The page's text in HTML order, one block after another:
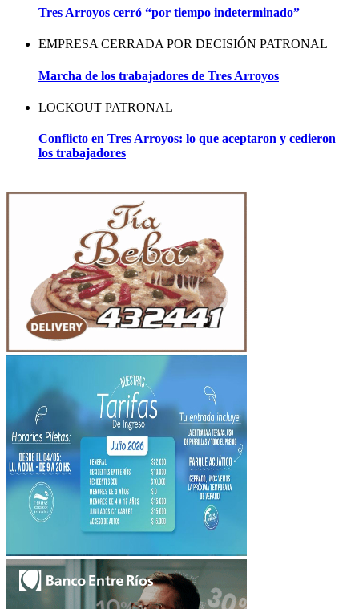
Tres Arroyos cerró “por tiempo indeterminado”
EMPRESA CERRADA POR DECISIÓN PATRONAL
Marcha de los trabajadores de Tres Arroyos
LOCKOUT PATRONAL
Conflicto en Tres Arroyos: lo que aceptaron y cedieron
los trabajadores